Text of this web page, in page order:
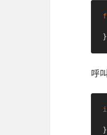
呼
}